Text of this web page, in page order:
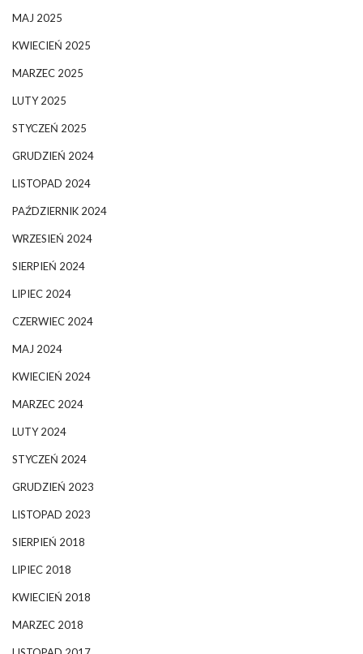
MAJ 2025
KWIECIEŃ 2025
MARZEC 2025
LUTY 2025
STYCZEŃ 2025
GRUDZIEŃ 2024
LISTOPAD 2024
PAŹDZIERNIK 2024
WRZESIEŃ 2024
SIERPIEŃ 2024
LIPIEC 2024
CZERWIEC 2024
MAJ 2024
KWIECIEŃ 2024
MARZEC 2024
LUTY 2024
STYCZEŃ 2024
GRUDZIEŃ 2023
LISTOPAD 2023
SIERPIEŃ 2018
LIPIEC 2018
KWIECIEŃ 2018
MARZEC 2018